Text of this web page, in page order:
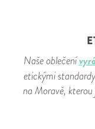
Naše oblečení
etickými
na Moravě,